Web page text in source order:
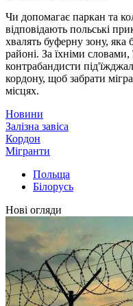
Чи допомагає паркан та
відповідають польські
хвалять буферну зону,
районі. За їхніми
контрабандисти
кордону, щоб забрати
місцях.
Новини
Залізна завіса
Кордон
Мігранти
Польща
Білорусь
Нові огляди